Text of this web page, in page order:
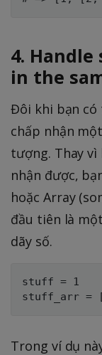
4.
in the
Đôi khi bạn có
chấp nhận
tượng. Thay
nhận được,
hoặc Array
đầu tiên là
dãy số.
stuff = 1
Trong ví dụ